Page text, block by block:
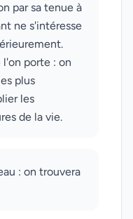
par sa tenue à
ne s'intéresse
porte : on
plus
les
de la vie.
: on trouvera